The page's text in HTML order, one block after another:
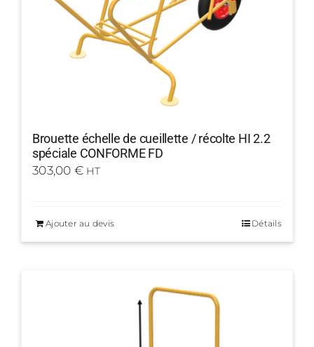
Brouette échelle de cueillette / récolte HI 2.2
spéciale CONFORME FD
303,00 € HT
Ajouter au devis Détails